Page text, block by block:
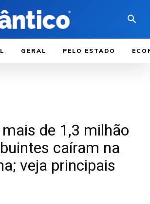
GERAL PELO ESTADO
de 1,3 milhão
caíram na
veja principais